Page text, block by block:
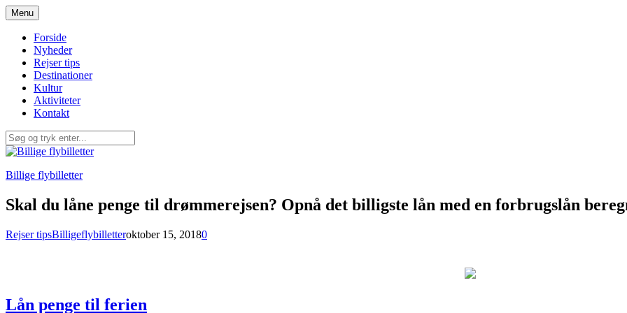
Spring
til
indhold
Menu
Forside
Nyheder
Rejser tips
Destinationer
Kultur
Aktiviteter
Kontakt
Billige flybilletter
Skal du låne penge til drømmerejsen? Opnå det billigste lån med en forbrugslån
Rejser tipsBilligeflybilletteroktober 15, 20180
Lån penge til ferien